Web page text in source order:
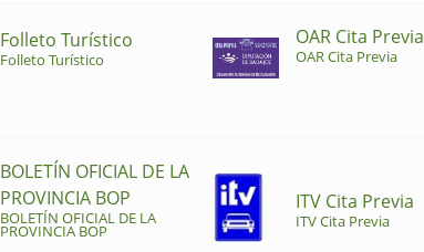
Folleto Turístico
Folleto Turístico
OAR Cita Previa
OAR Cita Previa
BOLETÍN OFICIAL DE LA
PROVINCIA BOP
BOLETÍN OFICIAL DE LA
PROVINCIA BOP
ITV Cita Previa
ITV Cita Previa